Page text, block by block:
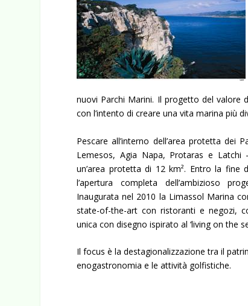
nuovi Parchi Marini. Il progetto del valore
con l’intento di creare una vita marina più
Pescare all’interno dell’area protetta dei
Lemesos, Agia Napa, Protaras e
un’area protetta di 12 km². Entro la fine
l’apertura completa dell’ambizioso
Inaugurata nel 2010 la Limassol Marina
state-of-the-art con ristoranti e negozi,
unica con disegno ispirato al ‘living on the
Il focus è la destagionalizzazione tra il
enogastronomia e le attività golfistiche.